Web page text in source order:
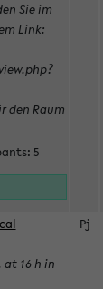
Sie im
Link:
den Raum
5
16 h in
Pj